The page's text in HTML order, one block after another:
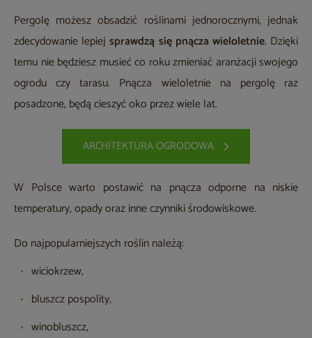
Pergolę możesz obsadzić roślinami jednorocznymi, jednak
zdecydowanie lepiejsprawdzą się pnącza wieloletnie. Dzięki
temu nie będziesz musieć co roku zmieniać aranżacji swojego
ogrodu czy tarasu. Pnącza wieloletnie na pergolę raz
posadzone, będą cieszyć oko przez wiele lat.
ARCHITEKTURA OGRODOWA
W Polsce warto postawić na pnącza odporne na niskie
temperatury, opady oraz inne czynniki środowiskowe.
Do najpopularniejszych roślin należą:
wiciokrzew,
bluszcz pospolity,
winobluszcz,